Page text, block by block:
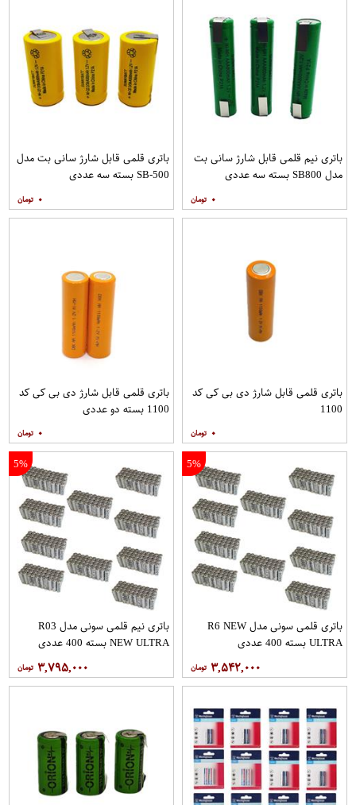
باتری نیم قلمی قابل شارژ سانی بت
مدل SB800 بسته سه عددی
۰
باتری قلمی قابل شارژ سانی بت مدل
SB-500 بسته سه عددی
۰
باتری قلمی قابل شارژ دی بی کی کد
1100
۰
باتری قلمی قابل شارژ دی بی کی کد
1100 بسته دو عددی
۰
5%
باتری قلمی سونی مدل R6 NEW
ULTRA بسته 400 عددی
۳,۵۴۲,۰۰۰
5%
باتری نیم قلمی سونی مدل R03
NEW ULTRA بسته 400 عددی
۳,۷۹۵,۰۰۰